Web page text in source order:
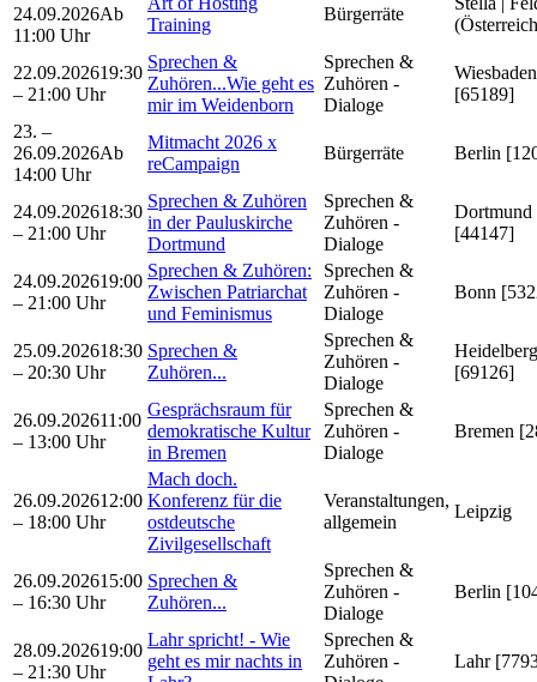
24.09.2026Ab
11:00 Uhr
Training
Bürgerräte
22.09.202619:30
– 21:00 Uhr
Sprechen &
Zuhören...Wie geht es
mir im Weidenborn
Sprechen &
Zuhören -
Dialoge
Wiesbaden
[65189]
23. –
26.09.2026Ab
14:00 Uhr
Mitmacht 2026 x
reCampaign
Bürgerräte Berlin
24.09.202618:30
– 21:00 Uhr
Sprechen & Zuhören
in der Pauluskirche
Dortmund
Sprechen &
Zuhören -
Dialoge
Dortmund
[44147]
24.09.202619:00
– 21:00 Uhr
Sprechen & Zuhören:
Zwischen Patriarchat
und Feminismus
Sprechen &
Zuhören -
Dialoge
Bonn
25.09.202618:30
– 20:30 Uhr
Sprechen &
Zuhören...
Sprechen &
Zuhören -
Dialoge
Heidelberg
[69126]
26.09.202611:00
– 13:00 Uhr
Gesprächsraum für
demokratische Kultur
in Bremen
Sprechen &
Zuhören -
Dialoge
Bremen
26.09.202612:00
– 18:00 Uhr
Mach doch.
Konferenz für die
ostdeutsche
Zivilgesellschaft
Veranstaltungen,
allgemein
Leipzig
26.09.202615:00
– 16:30 Uhr
Sprechen &
Zuhören...
Sprechen &
Zuhören -
Dialoge
Berlin
28.09.202619:00
– 21:30 Uhr
Lahr spricht! - Wie
geht es mir nachts in
Sprechen &
Zuhören -
Lahr